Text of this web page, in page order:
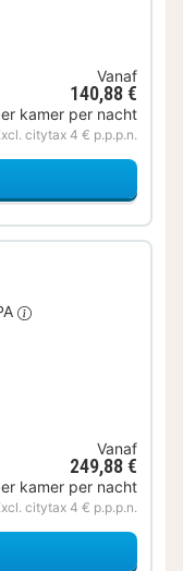
Vanaf
140,88 €
kamer per nacht
citytax 4 € p.p.p.n.
Kleine
Vanaf
249,88 €
kamer per nacht
citytax 4 € p.p.p.n.
Wellness Uitje